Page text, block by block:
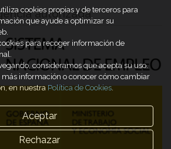
autorizada
cookies propias y de terceros para
que ayude a optimizar su
para recoger información de
consideramos que acepta su uso.
más información o conocer cómo cambiar
en nuestraPolítica de Cookies.
Aceptar
Rechazar